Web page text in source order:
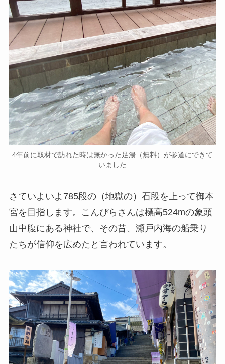
4年前に取材で訪れた時は無かった足湯（無料）が参道にできて
いました
さていよいよ785段の（地獄の）石段を上って御本
宮を目指します。こんぴらさんは標高524mの象頭
山中腹にある神社で、その昔、瀬戸内海の船乗り
たちが信仰を広めたと言われています。